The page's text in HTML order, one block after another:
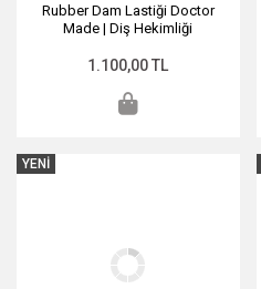
Rubber Dam Lastiği Doctor
Made | Diş Hekimliği
1.100,00 TL
YENİ